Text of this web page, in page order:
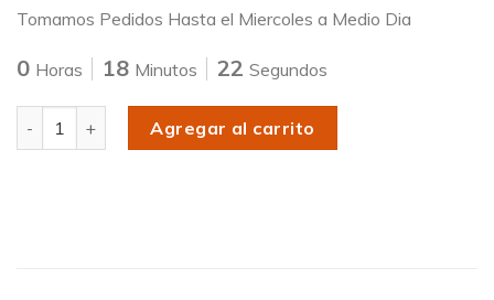
Tomamos Pedidos Hasta el Miercoles a Medio Dia
0 Horas 18 Minutos 22 Segundos
Agregar al carrito